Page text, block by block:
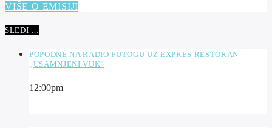
VIŠE O EMISIJI
SLEDI …
POPODNE NA RADIO FUTOGU UZ EXPRES RESTORAN
„USAMNJENI VUK“
12:00pm